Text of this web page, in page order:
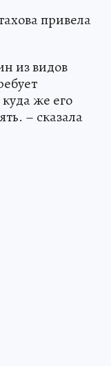
привела
из видов
же его
– сказала